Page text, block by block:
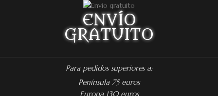
ENVÍO
GRATUITO
Para pedidos superiores a:
Península 75 euros
Europa 130 euros